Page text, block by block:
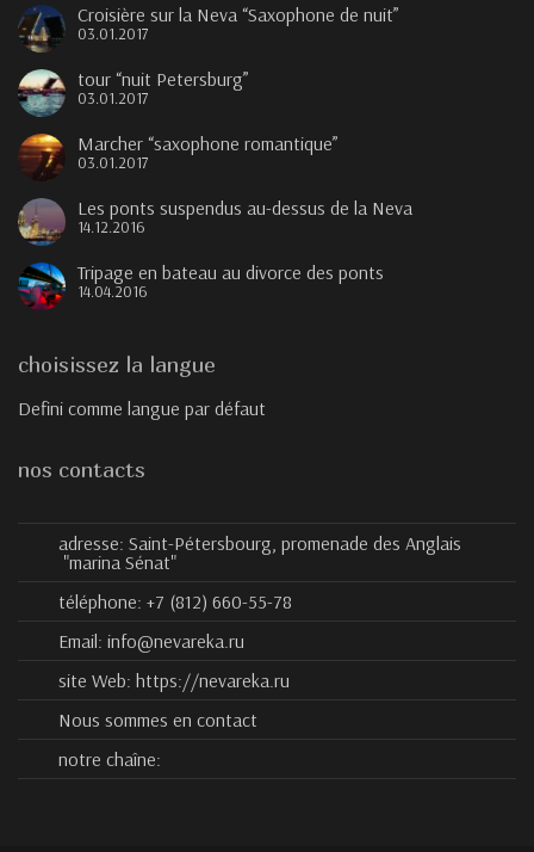
Croisière sur la Neva “Saxophone de nuit”
03.01.2017
tour “nuit Petersburg”
03.01.2017
Marcher “saxophone romantique”
03.01.2017
Les ponts suspendus au-dessus de la Neva
14.12.2016
Tripage en bateau au divorce des ponts
14.04.2016
choisissez la langue
Defini comme langue par défaut
nos contacts
adresse: Saint-Pétersbourg, promenade des Anglais
"marina Sénat"
téléphone: +7 (812) 660-55-78
Email: info@nevareka.ru
site Web: https://nevareka.ru
Nous sommes en contact
notre chaîne: